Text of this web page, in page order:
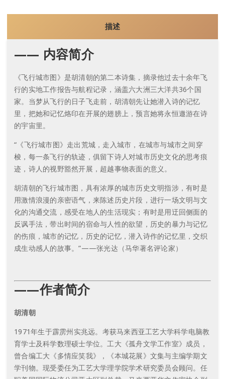
描述
—— 内容简介
《飞行城市图》是胡清朝的第二本诗集，摘录他过去十余年飞
行的实地工作报告与航程记录，涵盖六大洲三大洋共36个国
家。当梦从飞行的日子飞走前，胡清朝先让她潜入诗的记忆
里，把她和记忆烙印在开展的翅膀上，预言她将永恒遨游在诗
的宇宙里。
“《飞行城市图》走出荒城，走入城市，在城市与城市之间穿
梭，每一条飞行的轨迹，俱留下诗人对城市历史文化的思考痕
迹，诗人的视野豁然开展，超越事物表面的意义。
胡清朝的飞行城市图，具有浓厚的城市历史文明指涉，有时是
用激情浪漫的亲密语气，来陈述历史片段，进行一场文明与文
化的沟通交流，感受在地人的生活现实；有时是用迂回侧面的
反讽手法，带出时间的宿命与人性的欲望，历史的暴力与记忆
的伤痕，城市的记忆，历史的记忆，潜入诗作的记忆里，交织
成生动感人的故事。”——张光达（马华著名评论家）
——作者简介
胡清朝
1971年生于霹雳州实兆远。考获马来西亚工艺大学科学电脑教
育学士及科学数理硕士学位。工大《孤舟文学工作室》成员，
曾合编工大《多情应笑我》，《本城花展》文集与主编学期文
学刊物。现受委任为工艺大学理学院学术研究委员会顾问。任